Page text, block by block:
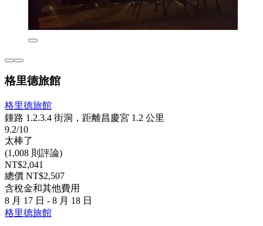
格里德旅館
格里德旅館
鍾路 1.2.3.4 街洞，距離昌慶宮 1.2 公里
9.2/10
太棒了
(1,008 則評論)
NT$2,041
總價 NT$2,507
含稅金和其他費用
8 月 17 日 - 8 月 18 日
格里德旅館